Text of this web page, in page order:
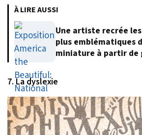
À LIRE AUSSI
Une artiste recrée
plus emblématiques
miniature à partir de
7. La dyslexie